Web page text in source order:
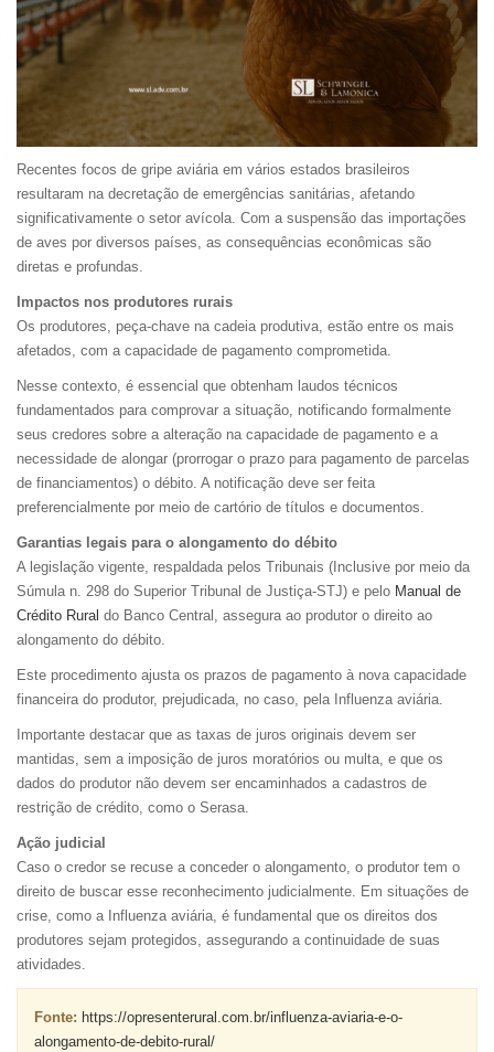
Recentes focos de gripe aviária em vários estados brasileiros
resultaram na decretação de emergências sanitárias, afetando
significativamente o setor avícola. Com a suspensão das importações
de aves por diversos países, as consequências econômicas são
diretas e profundas.
Impactos nos produtores rurais
Os produtores, peça-chave na cadeia produtiva, estão entre os mais
afetados, com a capacidade de pagamento comprometida.
Nesse contexto, é essencial que obtenham laudos técnicos
fundamentados para comprovar a situação, notificando formalmente
seus credores sobre a alteração na capacidade de pagamento e a
necessidade de alongar (prorrogar o prazo para pagamento de parcelas
de financiamentos) o débito. A notificação deve ser feita
preferencialmente por meio de cartório de títulos e documentos.
Garantias legais para o alongamento do débito
A legislação vigente, respaldada pelos Tribunais (Inclusive por meio da
Súmula n. 298 do Superior Tribunal de Justiça-STJ) e pelo Manual de
Crédito Rural do Banco Central, assegura ao produtor o direito ao
alongamento do débito.
Este procedimento ajusta os prazos de pagamento à nova capacidade
financeira do produtor, prejudicada, no caso, pela Influenza aviária.
Importante destacar que as taxas de juros originais devem ser
mantidas, sem a imposição de juros moratórios ou multa, e que os
dados do produtor não devem ser encaminhados a cadastros de
restrição de crédito, como o Serasa.
Ação judicial
Caso o credor se recuse a conceder o alongamento, o produtor tem o
direito de buscar esse reconhecimento judicialmente. Em situações de
crise, como a Influenza aviária, é fundamental que os direitos dos
produtores sejam protegidos, assegurando a continuidade de suas
atividades.
Fonte: https://opresenterural.com.br/influenza-aviaria-e-o-
alongamento-de-debito-rural/